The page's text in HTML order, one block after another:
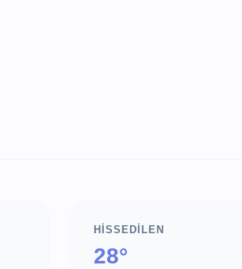
HISSEDILEN
28°